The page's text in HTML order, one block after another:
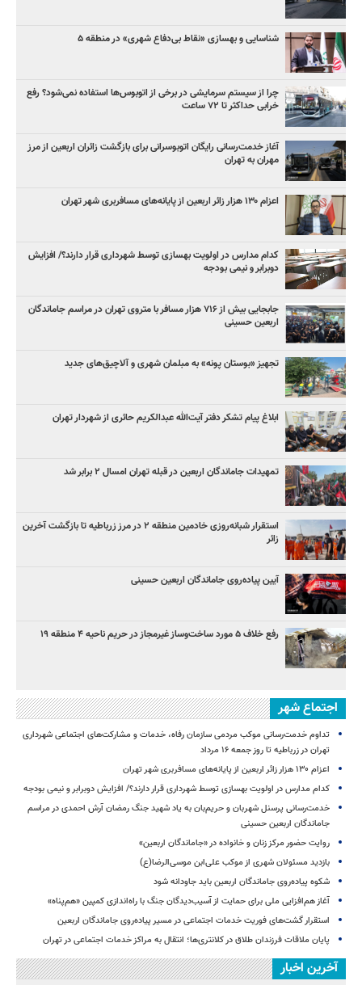
شناسایی و بهسازی «نقاط بی‌دفاع شهری» در منطقه ۵
چرا از سیستم سرمایشی در برخی از اتوبوس‌ها استفاده نمی‌شود؟ رفع
خرابی حداکثر تا ۷۲ ساعت
آغاز خدمت‌رسانی رایگان اتوبوسرانی برای بازگشت زائران اربعین از مرز
مهران به تهران
اعزام ۱۳۰ هزار زائر اربعین از پایانه‌های مسافربری شهر تهران
کدام مدارس در اولویت بهسازی توسط شهرداری قرار دارند؟/ افزایش
دوبرابر و نیمی بودجه
جابجایی بیش از ۷۱۶ هزار مسافر با متروی تهران در مراسم جاماندگان
اربعین حسینی
تجهیز «بوستان پونه» به مبلمان شهری و آلاچیق‌های جدید
ابلاغ پیام تشکر دفتر آیت‌الله عبدالکریم حائری از شهردار تهران
تمهیدات جاماندگان اربعین در قبله تهران امسال ۲ برابر شد
استقرار شبانه‌روزی خادمین منطقه ۲ در مرز زرباطیه تا بازگشت آخرین
زائر
آیین پیاده‌روی جاماندگان اربعین حسینی
رفع خلاف ۵ مورد ساخت‌وساز غیرمجاز در حریم ناحیه ۴ منطقه ۱۹
اجتماع شهر
تداوم خدمت‌رسانی موکب مردمی سازمان رفاه، خدمات و مشارکت‌های اجتماعی شهرداری
تهران در زرباطیه تا روز جمعه ۱۶ مرداد
اعزام ۱۳۰ هزار زائر اربعین از پایانه‌های مسافربری شهر تهران
کدام مدارس در اولویت بهسازی توسط شهرداری قرار دارند؟/ افزایش دوبرابر و نیمی بودجه
خدمت‌رسانی پرسنل شهربان و حریم‌بان به یاد شهید جنگ رمضان آرش احمدی در مراسم
جاماندگان اربعین حسینی
روایت حضور مرکز زنان و خانواده در «جاماندگان اربعین»
بازدید مسئولان شهری از موکب علی‌ابن موسی‌الرضا(ع)
شکوه پیاده‌روی جاماندگان اربعین باید جاودانه شود
آغاز هم‌افزایی ملی برای حمایت از آسیب‌دیدگان جنگ با راه‌اندازی کمپین «هم‌پناه»
استقرار گشت‌های فوریت خدمات اجتماعی در مسیر پیاده‌روی جاماندگان اربعین
پایان ملاقات فرزندان طلاق در کلانتری‌ها؛ انتقال به مراکز خدمات اجتماعی در تهران
آخرین اخبار